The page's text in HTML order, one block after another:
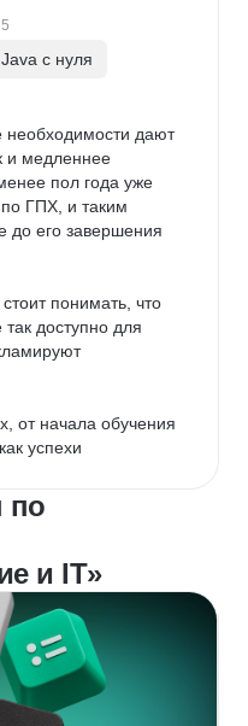
с нуля
необходимости дают
и медленнее
пол года уже
ГПХ, и таким
до его завершения
понимать, что
доступно для
от начала обучения
успехи
по
и IT»